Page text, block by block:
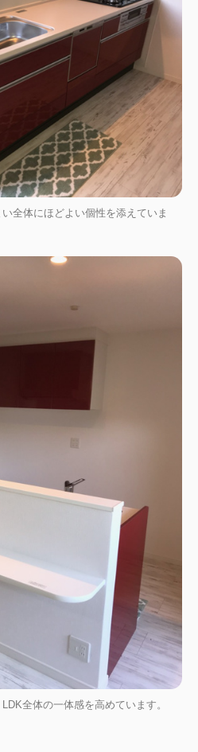
全体にほどよい個性を添えていま
全体の一体感を高めています。